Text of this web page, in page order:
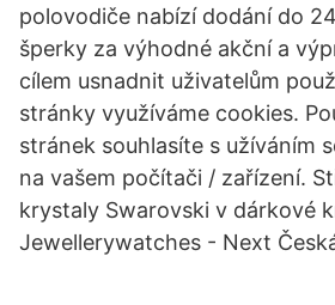
polovodiče nabízí dodání do
šperky za výhodné akční a
cílem usnadnit uživatelům
stránky využíváme cookies.
stránek souhlasíte s užíváním
na vašem počítači / zařízení.
krystaly Swarovski v dárkové
Jewellerywatches - Next